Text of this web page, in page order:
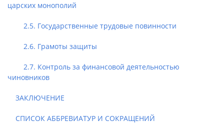
царских монополий
2.5. Государственные трудовые повинности
2.6. Грамоты защиты
2.7. Контроль за финансовой деятельностью
чиновников
ЗАКЛЮЧЕНИЕ
СПИСОК АББРЕВИАТУР И СОКРАЩЕНИЙ